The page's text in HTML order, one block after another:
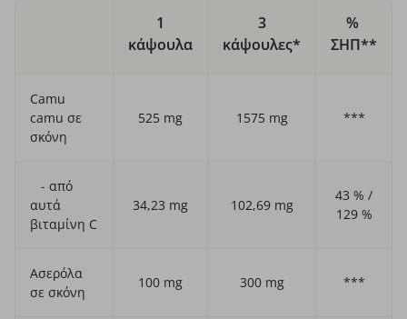
1
κάψουλα
3
κάψουλες*
%
ΣΗΠ**
Camu
camu σε
σκόνη
525 mg 1575 mg ***
- από
αυτά
βιταμίνη C
34,23 mg 102,69 mg
43 % /
129 %
Ασερόλα
σε σκόνη
100 mg 300 mg ***